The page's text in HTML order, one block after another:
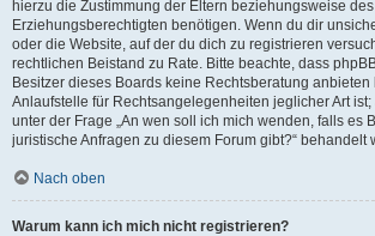
hierzu die Zustimmung der Eltern beziehungsweise
Erziehungsberechtigten benötigen. Wenn du dir
oder die Website, auf der du dich zu registrieren
rechtlichen Beistand zu Rate. Bitte beachte, dass
Besitzer dieses Boards keine Rechtsberatung
Anlaufstelle für Rechtsangelegenheiten jeglicher Art
unter der Frage „An wen soll ich mich wenden, falls es
juristische Anfragen zu diesem Forum gibt?“ behandelt
Nach oben
Warum kann ich mich nicht registrieren?